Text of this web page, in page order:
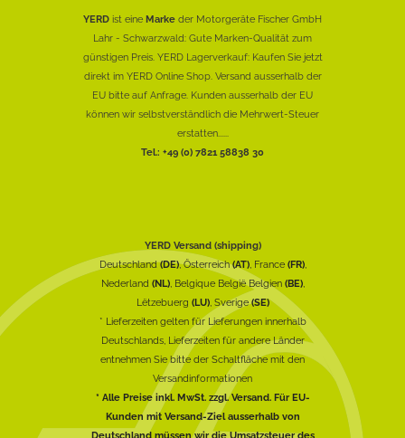
YERD ist eine Marke der Motorgeräte Fischer GmbH
Lahr - Schwarzwald: Gute Marken-Qualität zum
günstigen Preis. YERD Lagerverkauf: Kaufen Sie jetzt
direkt im YERD Online Shop. Versand ausserhalb der
EU bitte auf Anfrage. Kunden ausserhalb der EU
können wir selbstverständlich die Mehrwert-Steuer
erstatten......
Tel.: +49 (0) 7821 58838 30
YERD Versand (shipping)
Deutschland(DE), Österreich(AT), France (FR),
Nederland (NL), Belgique België Belgien (BE),
Lëtzebuerg (LU), Sverige(SE)
* Lieferzeiten gelten für Lieferungen innerhalb
Deutschlands, Lieferzeiten für andere Länder
entnehmen Sie bitte der Schaltfläche mit den
Versandinformationen
* Alle Preise inkl. MwSt. zzgl. Versand. Für EU-
Kunden mit Versand-Ziel ausserhalb von